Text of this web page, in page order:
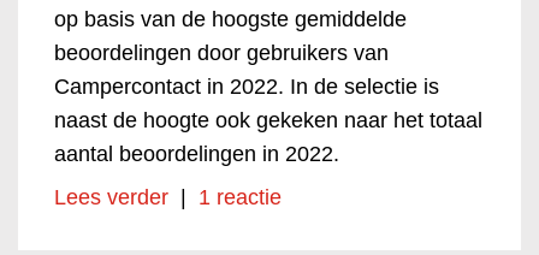
op basis van de hoogste gemiddelde
beoordelingen door gebruikers van
Campercontact in 2022. In de selectie is
naast de hoogte ook gekeken naar het totaal
aantal beoordelingen in 2022.
Lees verder
1 reactie